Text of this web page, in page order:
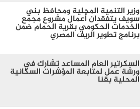
وزير التنمية المحلية ومحافظ بني
سويف يتفقدان أعمال مشروع مجمع
الخدمات الحكومي بقرية الحمام ضمن
برنامج تطوير الريف المصري
السكرتير العام المساعد تشارك في
ورشة عمل لمتابعة المؤشرات السكانية
المحلية بقنا